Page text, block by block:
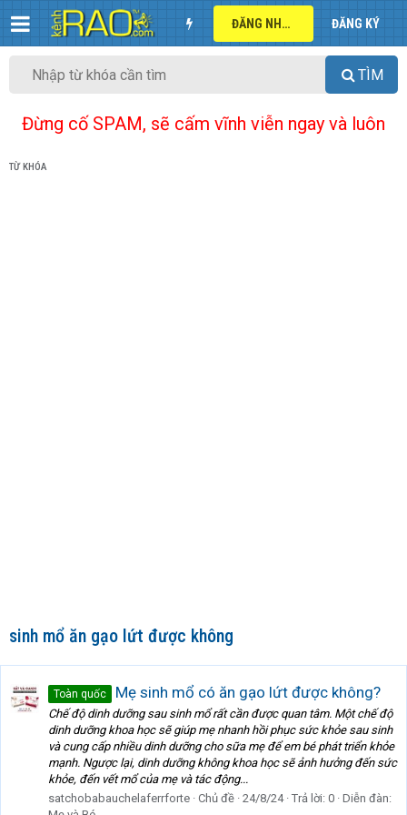
ĐĂNG NHẬP ĐĂNG KÝ
TÌM
Đừng cố SPAM, sẽ cấm vĩnh viễn ngay và luôn
TỪ KHÓA
sinh mổ ăn gạo lứt được không
Toàn quốc Mẹ sinh mổ có ăn gạo lứt được không?
Chế độ dinh dưỡng sau sinh mổ rất cần được quan tâm. Một chế độ
dinh dưỡng khoa học sẽ giúp mẹ nhanh hồi phục sức khỏe sau sinh
và cung cấp nhiều dinh dưỡng cho sữa mẹ để em bé phát triển khỏe
mạnh. Ngược lại, dinh dưỡng không khoa học sẽ ảnh hưởng đến sức
khỏe, đến vết mổ của mẹ và tác động...
satchobabauchelaferrforte Chủ đề 24/8/24 Trả lời: 0 Diễn đàn: